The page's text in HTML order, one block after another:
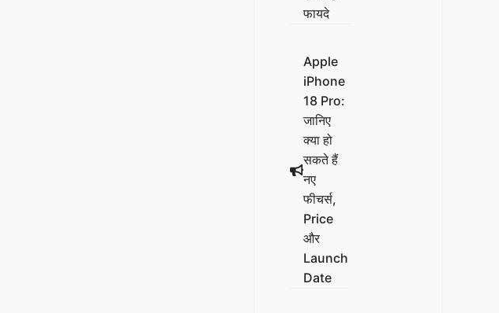
फायदे
Apple
iPhone
18 Pro:
जानिए
क्या हो
सकते हैं
नए
फीचर्स,
Price
और
Launch
Date